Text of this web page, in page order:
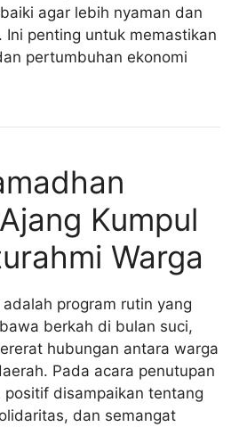
agar lebih nyaman dan
penting untuk memastikan
pertumbuhan ekonomi
Kumpul
Warga
program rutin yang
berkah di bulan suci,
hubungan antara warga
Pada acara penutupan
positif disampaikan tentang
dan semangat